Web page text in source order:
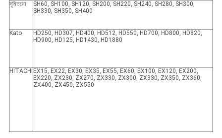
সুমিতমো
SH60, SH100, SH120, SH200, SH220, SH240, SH280, SH300,
SH330, SH350, SH400
Kato
HD250, HD307, HD400, HD512, HD550, HD700, HD800, HD820,
HD900, HD125, HD1430, HD1880
HITACHI EX15, EX22, EX30, EX35, EX55, EX60, EX100, EX120, EX200,
EX220, ZX230, ZX270, ZX330, ZX300, ZX330, ZX350, ZX360,
ZX400, ZX450, ZX550